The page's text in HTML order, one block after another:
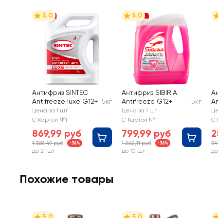
5.0
Антифриз SINTEC
Antifreeze luxe G12+ 5кг
Цена за 1 шт
С Картой №1
869,99 руб
1 368,49 руб -36%
до 21 шт
5.0
Антифриз SIBIRIA
Antifreeze G12+
5кг
Цена за 1 шт
С Картой №1
799,99 руб
1 262,11 руб -36%
до 10 шт
С
Похожие товары